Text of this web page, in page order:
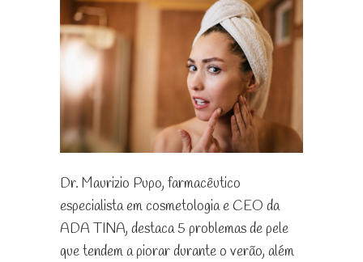
Dr. Maurizio Pupo, farmacêutico
especialista em cosmetologia e CEO da
ADA TINA, destaca 5 problemas de pele
que tendem a piorar durante o verão, além